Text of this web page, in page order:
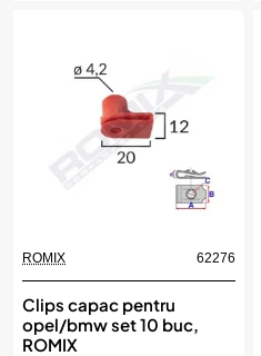
ROMIX 62276
Clips capac pentru
opel/bmw set 10 buc,
ROMIX